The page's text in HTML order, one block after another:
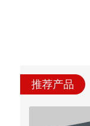
推荐产品